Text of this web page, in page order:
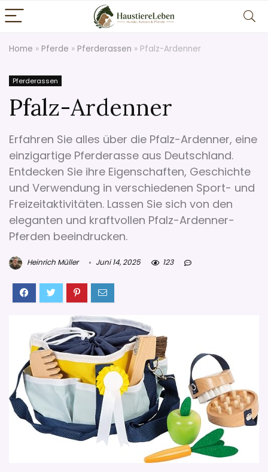
Home » Pferde » Pferderassen » Pfalz-Ardenner
Pferderassen
Pfalz-Ardenner
Erfahren Sie alles über die Pfalz-Ardenner, eine
einzigartige Pferderasse aus Deutschland.
Entdecken Sie ihre Eigenschaften, Geschichte
und Verwendung in verschiedenen Sport- und
Freizeitaktivitäten. Lassen Sie sich von den
eleganten und kraftvollen Pfalz-Ardenner-
Pferden beeindrucken.
Heinrich Müller Juni 14, 2025 123